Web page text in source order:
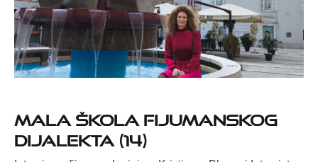
Mala škola fijumanskog
dijalekta (14)